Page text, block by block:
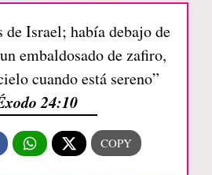
Israel; había debajo de
embaldosado de zafiro,
cuando está sereno”
24:10